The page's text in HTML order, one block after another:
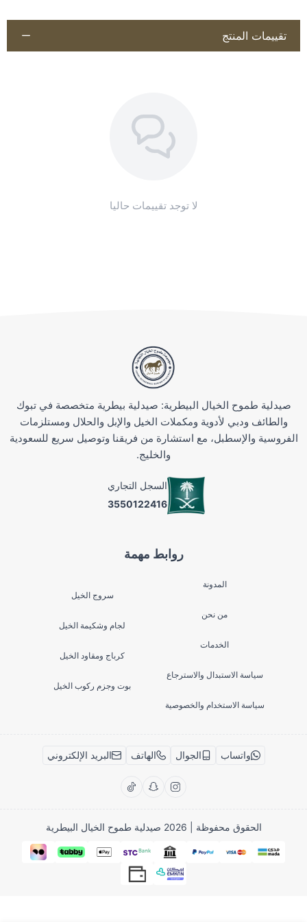
سهولة التخزين:تصميمها الأنيق يسهل تعليقها وتخزينها في أي مكان،
تقييمات المنتج
لا توجد تقييمات حاليا
روابط مهمة
المدونة
من نحن
الخدمات
سياسة الاستبدال والاسترجاع
سياسة الاستخدام والخصوصية
سروج الخيل
لجام وشكيمة الخيل
كرباج ومقاود الخيل
بوت وجزم ركوب الخيل
صيدلية طموح الخيال البيطرية: صيدلية بيطرية متخصصة في تبوك
والطائف ودبي لأدوية ومكملات الخيل والإبل والحلال ومستلزمات
الفروسية والإسطبل، مع استشارة من فريقنا وتوصيل سريع للسعودية
والخليج.
السجل التجاري
3550122416
واتساب الجوال الهاتف البريد الإلكتروني
الحقوق محفوظة | 2026 صيدلية طموح الخيال البيطرية